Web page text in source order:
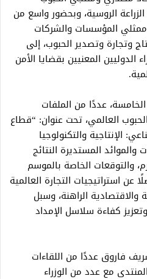
الروسية، وبحضور واسع من
المؤسسات والشركات
وتجارة وتصدير الحبوب، إلى
المعنيين بقضايا الأمن
عددًا من الملفات
العالمي، تحت عنوان: “قطاع
الإنتاجية والتكنولوجيا
المستديرة النتائج
والتوقعات الخاصة بالموسم
الجديد 2026/2027، فضلًا عن استراتيجيات التجارة العالمية
الراهنة، وسبل
كفاءة سلاسل الإمداد
فاروق عددًا من اللقاءات
مع عدد من الوزراء